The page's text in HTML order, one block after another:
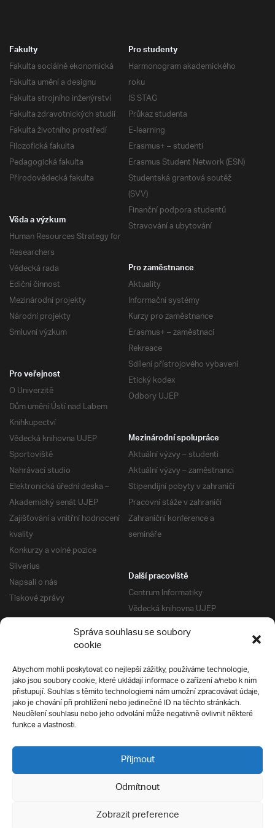
Správa souhlasu se soubory
cookie
Abychom mohli poskytovat co nejlepší zážitky, používáme technologie,
jako jsou soubory cookie, které ukládají informace o zařízení a/nebo k nim
přistupují. Souhlas s těmito technologiemi nám umožní zpracovávat údaje,
jako je chování při prohlížení nebo jedinečné ID na těchto stránkách.
Neudělení souhlasu nebo jeho odvolání může negativně ovlivnit některé
funkce a vlastnosti.
Přijmout
Odmítnout
Zobrazit preference
Fakulty
Fakulta sociálně ekonomická
Fakulta umění a designu
Fakulta strojního inženýrství
Fakulta zdravotnických studií
Fakulta životního prostředí
Filozofická fakulta
Pedagogická fakulta
Přírodovědecká fakulta
Pro studenty
Harmonogram akademického
roku
IS STAG
Průkaz studenta
E-learning
Erasmus+ – studenti
Erasmus Student Network (ESN)
Studentská grantová soutěž
(SVV)
Finanční podpora studentů
Stravování a ubytování
Věda a výzkum
Human Resources Strategy for
Researchers
Vědecká rada
Ediční činnost
Mezinárodní projekty
Národní projekty
Smluvní výzkum
Pro zaměstnance
Aktuality
Informační systémy
Kurzy pro zaměstnance
Erasmus+ – zaměstnaci
Rekreace
Sdílení přístrojového vybavení
Etický kodex
Odbory UJEP
Pro veřejnost
O Univerzitě
Dům umění Ústí nad Labem
Knihkupectví
Vědecká knihovna UJEP
Sportoviště
Nahrávací studio
Elektronická úřední deska –
Akademický senát UJEP
Zajišťování a vnitřní hodnocení
kvality
Konkurzy a volné pozice
Silverius
Napsali o nás
Tiskové zprávy
Mezinárodní spolupráce
Aktuální výzvy – studenti
Aktuální výzvy – zaměstnanci
Stipendijní pobyty v zahraničí
Pracovní stáže v zahraničí
Zahraniční konference a
semináře
Další pracoviště
Centrum Informatiky
Vědecká knihovna UJEP
Správa kolejí a menz
Univerzitní centrum podpory
Silverius
Pro uchazeče
Přijímací řízení
E-prihlaska
Přípravné kurzy
Ochrana soukromí
Všechna práva vyhrazena